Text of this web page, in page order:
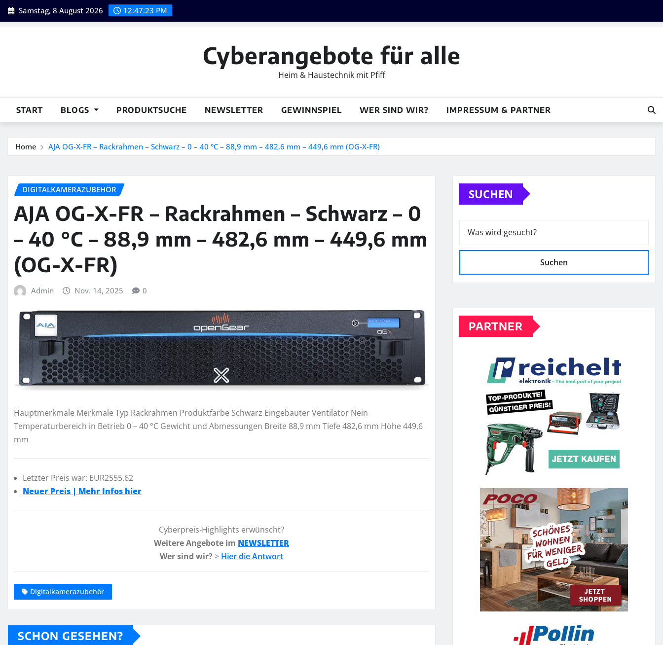
Skip
to
Samstag, 8 August 2026 12:47:24 PM
Cyberangebote für alle
Heim & Haustechnik mit Pfiff
START BLOGS PRODUKTSUCHE NEWSLETTER GEWINNSPIEL WER SIND WIR? IMPRESSUM & PARTNER
Home AJA OG-X-FR – Rackrahmen – Schwarz – 0 – 40 °C – 88,9 mm – 482,6 mm – 449,6 mm (OG-X-FR)
DIGITALKAMERAZUBEHÖR
AJA OG-X-FR – Rackrahmen – Schwarz – 0
– 40 °C – 88,9 mm – 482,6 mm – 449,6 mm
(OG-X-FR)
Admin Nov. 14, 2025 0
Hauptmerkmale Merkmale Typ Rackrahmen Produktfarbe Schwarz Eingebauter Ventilator Nein
Temperaturbereich in Betrieb 0 – 40 °C Gewicht und Abmessungen Breite 88,9 mm Tiefe 482,6 mm Höhe 449,6
mm
Letzter Preis war: EUR2555.62
Neuer Preis | Mehr Infos hier
Cyberpreis-Highlights erwünscht?
Weitere Angebote im NEWSLETTER
Wer sind wir? > Hier die Antwort
Digitalkamerazubehör
SCHON GESEHEN?
SUCHEN
Suchen
PARTNER